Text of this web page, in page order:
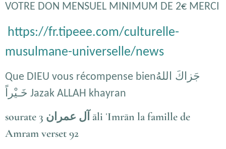
VOTRE DON MENSUEL MINIMUM DE 2€ MERCI
https://fr.tipeee.com/culturelle-
musulmane-universelle/news
Que DIEU vous récompense bienجَزاكَ اللهُ
خَـيْراً Jazak ALLAH khayran
sourate 3 آل عمران āli ʿImrān la famille de
Amram verset 92